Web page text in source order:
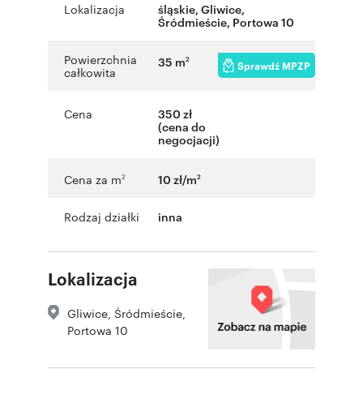
Lokalizacja śląskie, Gliwice,
Śródmieście, Portowa 10
Powierzchnia
całkowita
35 m2 Sprawdź MPZP
Cena
350 zł
(cena do
negocjacji)
Cena za m2 10 zł/m2
Rodzaj działki inna
Lokalizacja
Gliwice Śródmieście
Portowa 10